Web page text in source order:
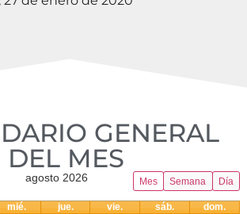
GENERAL
DEL MES​
Mes Semana Día
agosto 2026
mié. jue. vie. sáb.
dom.